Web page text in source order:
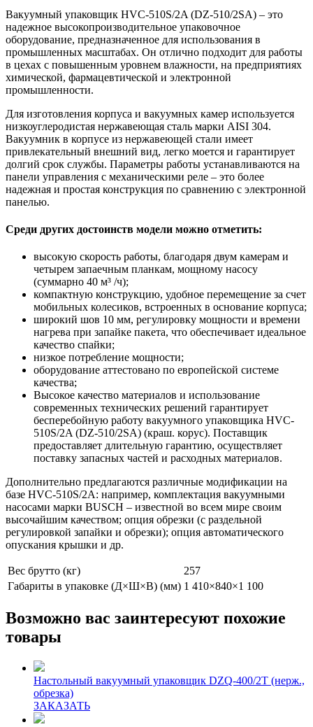
Вакуумный упаковщик HVC-510S/2A (DZ-510/2SA) – это
надежное высокопроизводительное упаковочное
оборудование, предназначенное для использования в
промышленных масштабах. Он отлично подходит для работы
в цехах с повышенным уровнем влажности, на предприятиях
химической, фармацевтической и электронной
промышленности.
Для изготовления корпуса и вакуумных камер используется
низкоуглеродистая нержавеющая сталь марки AISI 304.
Вакуумник в корпусе из нержавеющей стали имеет
привлекательный внешний вид, легко моется и гарантирует
долгий срок службы. Параметры работы устанавливаются на
панели управления с механическими реле – это более
надежная и простая конструкция по сравнению с электронной
панелью.
Среди других достоинств модели можно отметить:
высокую скорость работы, благодаря двум камерам и
четырем запаечным планкам, мощному насосу
(суммарно 40 м³ /ч);
компактную конструкцию, удобное перемещение за счет
мобильных колесиков, встроенных в основание корпуса;
широкий шов 10 мм, регулировку мощности и времени
нагрева при запайке пакета, что обеспечивает идеальное
качество спайки;
низкое потребление мощности;
оборудование аттестовано по европейской системе
качества;
Высокое качество материалов и использование
современных технических решений гарантирует
бесперебойную работу вакуумного упаковщика HVC-
510S/2A (DZ-510/2SA) (краш. корус). Поставщик
предоставляет длительную гарантию, осуществляет
поставку запасных частей и расходных материалов.
Дополнительно предлагаются различные модификации на
базе HVC-510S/2A: например, комплектация вакуумными
насосами марки BUSCH – известной во всем мире своим
высочайшим качеством; опция обрезки (с раздельной
регулировкой запайки и обрезки); опция автоматического
опускания крышки и др.
Вес брутто (кг)
257
Габариты в упаковке (Д×Ш×В) (мм) 1 410×840×1 100
Возможно вас заинтересуют похожие
товары
Настольный вакуумный упаковщик DZQ-400/2T (нерж.,
обрезка)
ЗАКАЗАТЬ